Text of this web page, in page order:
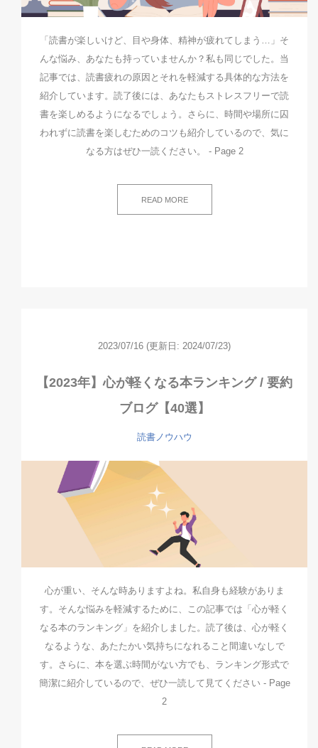
「読書が楽しいけど、目や身体、精神が疲れてしまう…」そ
んな悩み、あなたも持っていませんか？私も同じでした。当
記事では、読書疲れの原因とそれを軽減する具体的な方法を
紹介しています。読了後には、あなたもストレスフリーで読
書を楽しめるようになるでしょう。さらに、時間や場所に囚
われずに読書を楽しむためのコツも紹介しているので、気に
なる方はぜひ一読ください。 - Page 2
READ MORE
2023/07/16 (更新日: 2024/07/23)
【2023年】心が軽くなる本ランキング / 要約
ブログ【40選】
読書ノウハウ
心が重い、そんな時ありますよね。私自身も経験がありま
す。そんな悩みを軽減するために、この記事では「心が軽く
なる本のランキング」を紹介しました。読了後は、心が軽く
なるような、あたたかい気持ちになれること間違いなしで
す。さらに、本を選ぶ時間がない方でも、ランキング形式で
簡潔に紹介しているので、ぜひ一読して見てください - Page
2